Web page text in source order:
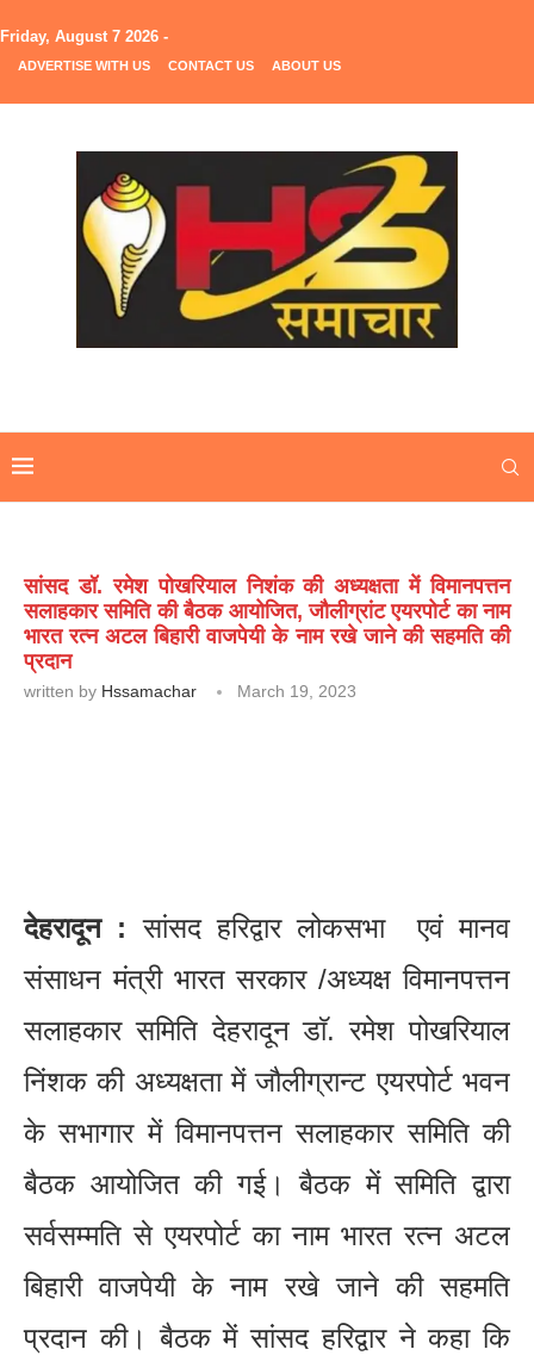
Friday, August 7 2026 -
ADVERTISE WITH US CONTACT US ABOUT US
सांसद डॉ. रमेश पोखरियाल निशंक की अध्यक्षता में विमानपत्तन
सलाहकार समिति की बैठक आयोजित, जौलीग्रांट एयरपोर्ट का नाम
भारत रत्न अटल बिहारी वाजपेयी के नाम रखे जाने की सहमति की
प्रदान
written by Hssamachar March 19, 2023
देहरादून : सांसद हरिद्वार लोकसभा एवं मानव
संसाधन मंत्री भारत सरकार /अध्यक्ष विमानपत्तन
सलाहकार समिति देहरादून डाॅ. रमेश पोखरियाल
निंशक की अध्यक्षता में जौलीग्रान्ट एयरपोर्ट भवन
के सभागार में विमानपत्तन सलाहकार समिति की
बैठक आयोजित की गई। बैठक में समिति द्वारा
सर्वसम्मति से एयरपोर्ट का नाम भारत रत्न अटल
बिहारी वाजपेयी के नाम रखे जाने की सहमति
प्रदान की। बैठक में सांसद हरिद्वार ने कहा कि